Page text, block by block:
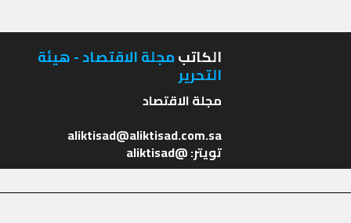
الكاتبمجلة الاقتصاد - هيئة
التحرير
تويتر: @aliktisad